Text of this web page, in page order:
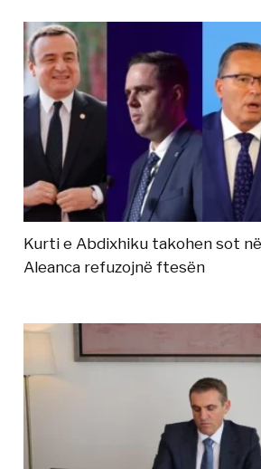
Kurti e Abdixhiku takohen sot
Aleanca refuzojnë ftesën